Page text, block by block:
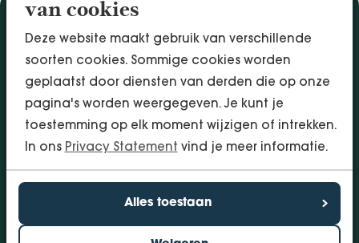
van cookies
Deze website maakt gebruik van verschillende
soorten cookies. Sommige cookies worden
geplaatst door diensten van derden die op onze
pagina's worden weergegeven. Je kunt je
toestemming op elk moment wijzigen of intrekken.
In ons Privacy Statement vind je meer informatie.
Alles toestaan
Accountancy & Administratie
Audit & Assurance
Arbo & Verzuim
Bedrijfsadvies
Belastingadvies
Financieringen
InSight - Inhouse Business Control